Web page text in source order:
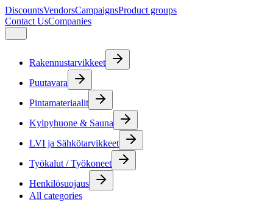
DiscountsVendorsCampaignsProduct groups
Contact UsCompanies
Rakennustarvikkeet
Puutavara
Pintamateriaalit
Kylpyhuone & Sauna
LVI ja Sähkötarvikkeet
Työkalut / Työkoneet
Henkilösuojaus
All categories